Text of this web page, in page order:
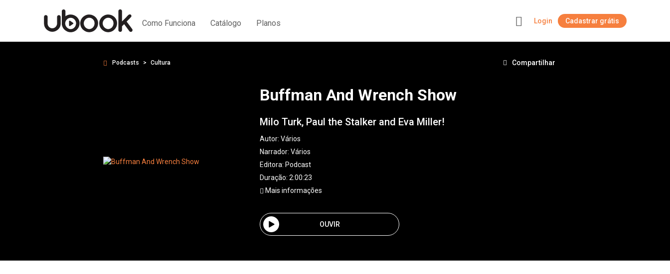
Como Funciona Catálogo Planos Login Cadastrar grátis
Podcasts Cultura Compartilhar
Buffman And Wrench Show
Milo Turk, Paul the Stalker and Eva Miller!
Autor: Vários
Narrador: Vários
Editora: Podcast
Duração: 2:00:23
Mais informações
OUVIR